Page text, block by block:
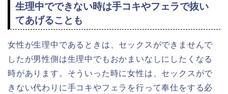
生理中でできない時は手コキやフェラで抜い
てあげることも
女性が生理中であるときは、セックスができませんで
したが男性側は生理中でもおかまいなしにしたくなる
時があります。そういった時に女性は、セックスがで
きない代わりに手コキやフェラを行って奉仕をする必